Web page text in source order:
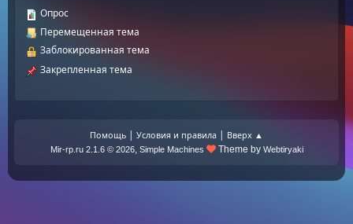
Опрос
Перемещенная тема
Заблокированная тема
Закрепленная тема
Помощь | Условия и правила | Вверх ▲
Mir-rp.ru 2.1.6 © 2026, Simple Machines Theme by Webtiryaki